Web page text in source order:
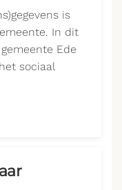
is
In dit
Ede
sociaal